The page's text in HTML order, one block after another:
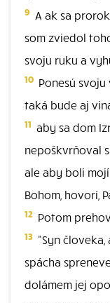
9 A ak sa
som zviedol
svoju ruku a
10 Ponesú
taká bude aj
11 aby sa dom
nepoškvrňoval
ale aby boli
Bohom, hovorí,
12 Potom
13 "Syn
spácha
dolámem jej